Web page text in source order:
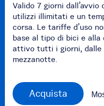
Valido 7 giorni dall’avvio
utilizzi illimitati e un
corsa. Le tariffe d’uso
base al tipo di bici e alla
attivo tutti i giorni, dalle
mezzanotte.
Acquista